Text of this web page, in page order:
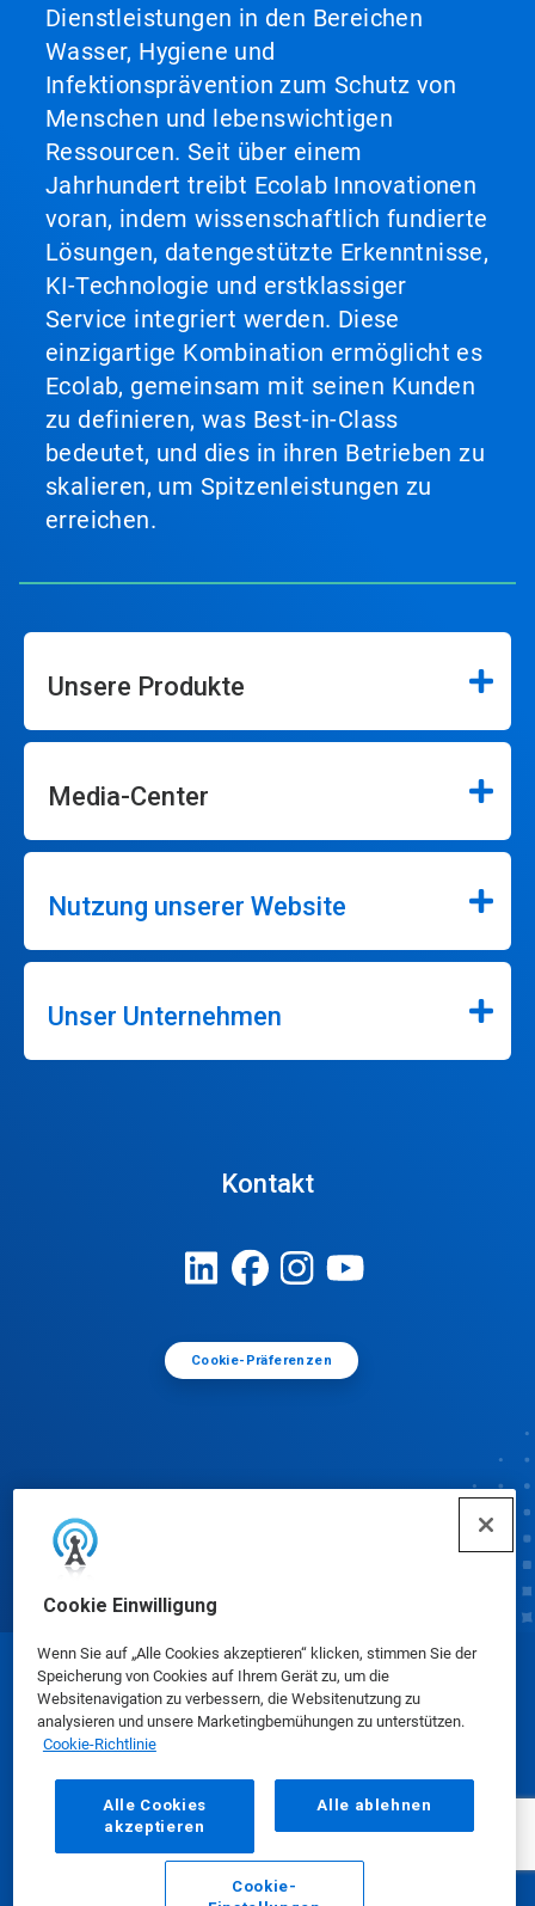
Cookie Einwilligung
Wenn Sie auf „Alle Cookies akzeptieren“ klicken, stimmen Sie der
Speicherung von Cookies auf Ihrem Gerät zu, um die
Websitenavigation zu verbessern, die Websitenutzung zu
analysieren und unsere Marketingbemühungen zu unterstützen.
Cookie-Richtlinie
Alle Cookies
akzeptieren
Alle ablehnen
Cookie-
Dienstleistungen in den Bereichen
Wasser, Hygiene und
Infektionsprävention zum Schutz von
Menschen und lebenswichtigen
Ressourcen. Seit über einem
Jahrhundert treibt Ecolab Innovationen
voran, indem wissenschaftlich fundierte
Lösungen, datengestützte Erkenntnisse,
KI-Technologie und erstklassiger
Service integriert werden. Diese
einzigartige Kombination ermöglicht es
Ecolab, gemeinsam mit seinen Kunden
zu definieren, was Best-in-Class
bedeutet, und dies in ihren Betrieben zu
skalieren, um Spitzenleistungen zu
erreichen.
Unsere Produkte
Media-Center
Nutzung unserer Website
Unser Unternehmen
Kontakt
Cookie-Präferenzen
© Ecolab Inc. 2025
Sicherheitsdatenblätter